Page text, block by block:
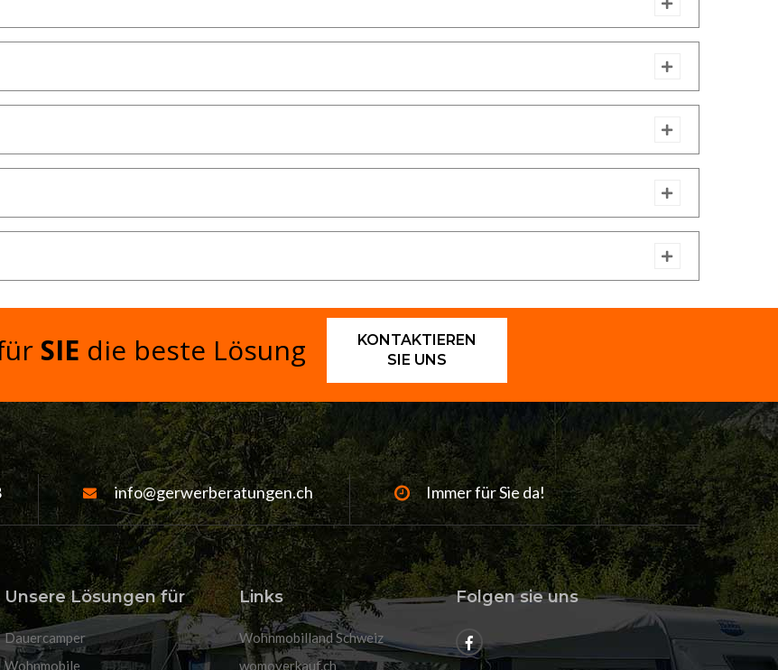
SIE die beste Lösung
KONTAKTIEREN
SIE UNS
info@gerwerberatungen.ch Immer für Sie da!
Unsere Lösungen für
Dauercamper
Wohnmobile
Links
Wohnmobilland Schweiz
womoverkauf.ch
Folgen sie uns